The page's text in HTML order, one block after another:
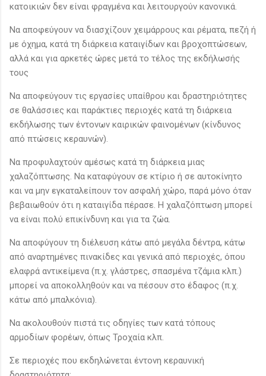
κατοικιών δεν είναι φραγμένα και λειτουργούν κανονικά.
Να αποφεύγουν να διασχίζουν χειμάρρους και ρέματα, πεζή ή
με όχημα, κατά τη διάρκεια καταιγίδων και βροχοπτώσεων,
αλλά και για αρκετές ώρες μετά το τέλος της εκδήλωσής
τους
Να αποφεύγουν τις εργασίες υπαίθρου και δραστηριότητες
σε θαλάσσιες και παράκτιες περιοχές κατά τη διάρκεια
εκδήλωσης των έντονων καιρικών φαινομένων (κίνδυνος
από πτώσεις κεραυνών).
Να προφυλαχτούν αμέσως κατά τη διάρκεια μιας
χαλαζόπτωσης. Να καταφύγουν σε κτίριο ή σε αυτοκίνητο
και να μην εγκαταλείπουν τον ασφαλή χώρο, παρά μόνο όταν
βεβαιωθούν ότι η καταιγίδα πέρασε. Η χαλαζόπτωση μπορεί
να είναι πολύ επικίνδυνη και για τα ζώα.
Να αποφύγουν τη διέλευση κάτω από μεγάλα δέντρα, κάτω
από αναρτημένες πινακίδες και γενικά από περιοχές, όπου
ελαφρά αντικείμενα (π.χ. γλάστρες, σπασμένα τζάμια κλπ.)
μπορεί να αποκολληθούν και να πέσουν στο έδαφος (π.χ.
κάτω από μπαλκόνια).
Να ακολουθούν πιστά τις οδηγίες των κατά τόπους
αρμοδίων φορέων, όπως Τροχαία κλπ.
Σε περιοχές που εκδηλώνεται έντονη κεραυνική